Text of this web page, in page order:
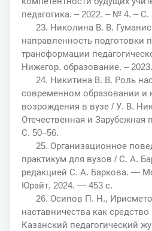
педагогика. – 2022. – № 4. – С.
23. Николина В. В.
направленность подготовки
трансформации
Нижегор. образование. –
24. Никитина В. В. Роль
современном образовании и
возрождения в вузе / У. В.
Отечественная и Зарубежная
С. 50–56.
25. Организационное
практикум для вузов / С. А.
редакцией С. А. Баркова. —
Юрайт, 2024. — 453 с.
26. Осипов П. Н.,
наставничества как
Казанский педагогический